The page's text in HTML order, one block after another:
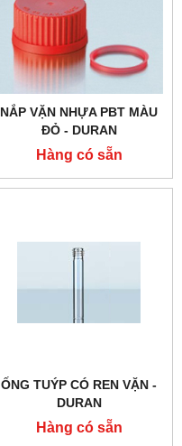
NẮP VẶN NHỰA PBT MÀU
ĐỎ - DURAN
Hàng có sẵn
ỐNG TUÝP CÓ REN VẶN -
DURAN
Hàng có sẵn